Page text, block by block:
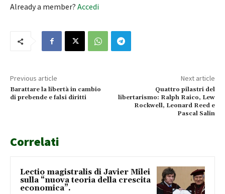
Already a member? Accedi
Previous article
Barattare la libertà in cambio
di prebende e falsi diritti
Next article
Quattro pilastri del
libertarismo: Ralph Raico, Lew
Rockwell, Leonard Reed e
Pascal Salin
Correlati
Lectio magistralis di Javier Milei
sulla “nuova teoria della crescita
economica”.